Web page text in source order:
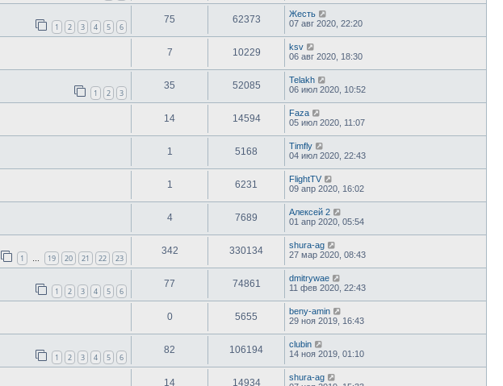
1 2 3 4 5 6
75 62373
Жесть
07 авг 2020, 22:20
7 10229
ksv
06 авг 2020, 18:30
1 2 3
35 52085
Telakh
06 июл 2020, 10:52
14 14594
Faza
05 июл 2020, 11:07
1 5168
Timfly
04 июл 2020, 22:43
1 6231
FlightTV
09 апр 2020, 16:02
4 7689
Алексей 2
01 апр 2020, 05:54
1 … 19 20 21 22 23
342 330134
shura-ag
27 мар 2020, 08:43
1 2 3 4 5 6
77 74861
dmitrywae
11 фев 2020, 22:43
0 5655
beny-amin
29 ноя 2019, 16:43
1 2 3 4 5 6
82 106194
clubin
14 ноя 2019, 01:10
14 14934
shura-ag